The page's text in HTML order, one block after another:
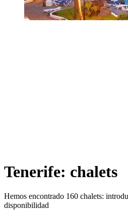
Tenerife: chalets
Hemos encontrado 160 chalets:
disponibilidad